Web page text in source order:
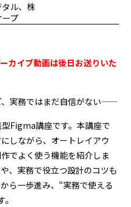
ル、株
プ
カイブ動画は後日お送りいた
実務ではまだ自信がない——
Figma講座です。本講座で
しながら、オートレイアウ
でよく使う機能を紹介しま
、実務で役立つ設計のコツも
ら一歩進み、“実務で使える